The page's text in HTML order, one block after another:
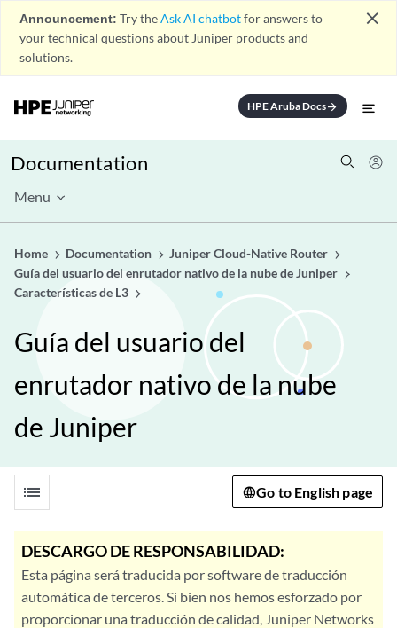
Announcement: Try theAsk AI chatbotfor answers to
your technical questions about Juniper products and
solutions.
close
HPE Aruba Docsarrow_forward
Documentation
Menu
Home Documentation
Juniper Cloud-Native Router
Guía del usuario del enrutador nativo de la nube de Juniper
Características de L3
Guía del usuario del
enrutador nativo de la nube
de Juniper
list Go to English page
DESCARGO DE RESPONSABILIDAD:
Esta página será traducida por software de traducción
automática de terceros. Si bien nos hemos esforzado por
proporcionar una traducción de calidad, Juniper Networks